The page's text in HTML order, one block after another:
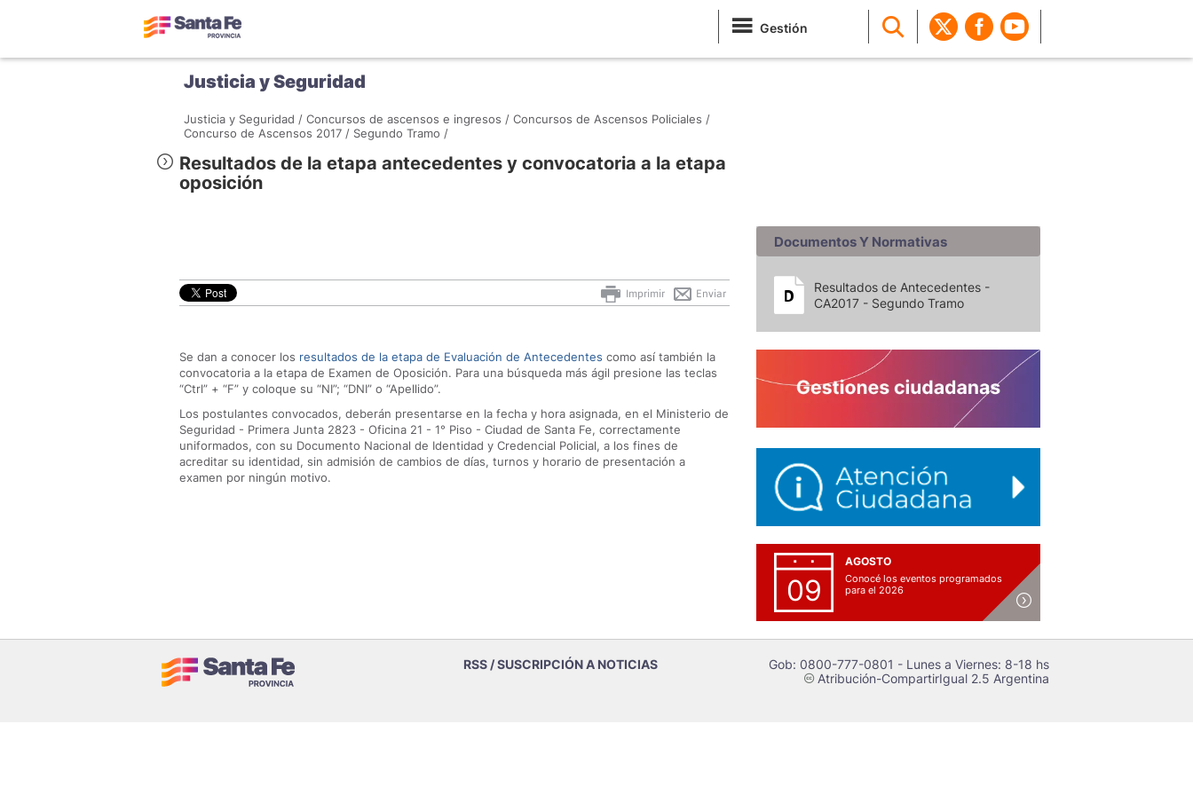
Gestión
Justicia y Seguridad
Justicia y Seguridad / Concursos de ascensos e ingresos / Concursos de Ascensos Policiales /
Concurso de Ascensos 2017 / Segundo Tramo /
Resultados de la etapa antecedentes y convocatoria a la etapa
oposición
Enviar
Imprimir
Se dan a conocer los resultados de la etapa de Evaluación de Antecedentes como así también la
convocatoria a la etapa de Examen de Oposición. Para una búsqueda más ágil presione las teclas
“Ctrl” + “F” y coloque su “NI”; “DNI” o “Apellido”.
Los postulantes convocados, deberán presentarse en la fecha y hora asignada, en el Ministerio de
Seguridad - Primera Junta 2823 - Oficina 21 - 1° Piso - Ciudad de Santa Fe, correctamente
uniformados, con su Documento Nacional de Identidad y Credencial Policial, a los fines de
acreditar su identidad, sin admisión de cambios de días, turnos y horario de presentación a
examen por ningún motivo.
Documentos Y Normativas
Resultados de Antecedentes -
CA2017 - Segundo Tramo
09
AGOSTO
Conocé los eventos programados
para el 2026
RSS / SUSCRIPCIÓN A NOTICIAS Gob: 0800-777-0801 - Lunes a Viernes: 8-18 hs
cAtribución-CompartirIgual 2.5 Argentina